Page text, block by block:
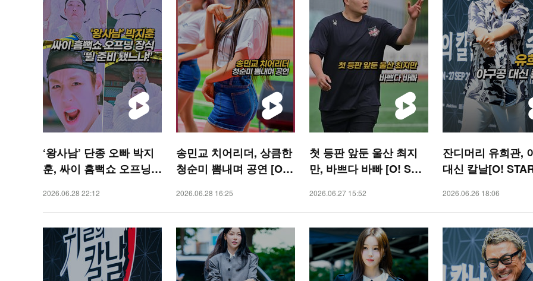
‘왕사남’ 단종 오빠 박지
훈, 싸이 흠뻑쇼 오프닝
2026.06.28 22:12
송민교 치어리더, 상큼한
청순미 뽐내며 공연 [O!
2026.06.28 16:25
첫 등판 앞둔 울산 최지
만, 바쁘다 바빠 [O! SPO
2026.06.27 15:52
잔디머리 유희관,
대신 칼날[O!
2026.06.26 18:06